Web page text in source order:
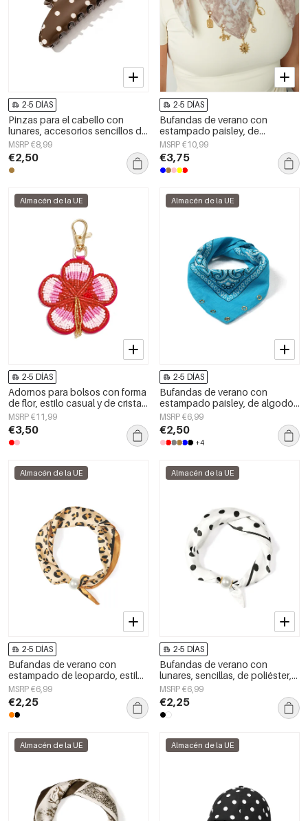
2-5 DÍAS
Pinzas para el cabello con
lunares, accesorios sencillos de
PVC para uso diario
MSRP €8,99
€2,50
2-5 DÍAS
Bufandas de verano con
estampado paisley, de
algodón, ideales para
vacaciones y uso diario.
MSRP €10,99
€3,75
Almacén de la UE
2-5 DÍAS
Adornos para bolsos con forma
de flor, estilo casual y de cristal,
accesorios diarios.
MSRP €11,99
€3,50
Almacén de la UE
2-5 DÍAS
Bufandas de verano con
estampado paisley, de algodón
clásico, accesorios para el día a
día.
MSRP €6,99
€2,50
+4
Almacén de la UE
2-5 DÍAS
Bufandas de verano con
estampado de leopardo, estilo
casual, de poliéster, accesorios
para el día a día.
MSRP €6,99
€2,25
Almacén de la UE
2-5 DÍAS
Bufandas de verano con
lunares, sencillas, de poliéster,
accesorios para el día a día.
MSRP €6,99
€2,25
Almacén de la UE Almacén de la UE